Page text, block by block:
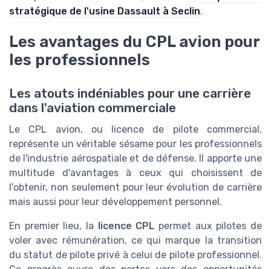
stratégique de l'usine Dassault à Seclin.
Les avantages du CPL avion pour
les professionnels
Les atouts indéniables pour une carrière
dans l'aviation commerciale
Le CPL avion, ou licence de pilote commercial,
représente un véritable sésame pour les professionnels
de l'industrie aérospatiale et de défense. Il apporte une
multitude d'avantages à ceux qui choisissent de
l'obtenir, non seulement pour leur évolution de carrière
mais aussi pour leur développement personnel.
En premier lieu, la licence CPL permet aux pilotes de
voler avec rémunération, ce qui marque la transition
du statut de pilote privé à celui de pilote professionnel.